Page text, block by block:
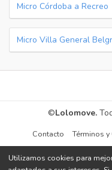
Micro Córdoba a Recreo
Micro Villa General
Utilizamos cookies para
©Lolomove.
Contacto Términos